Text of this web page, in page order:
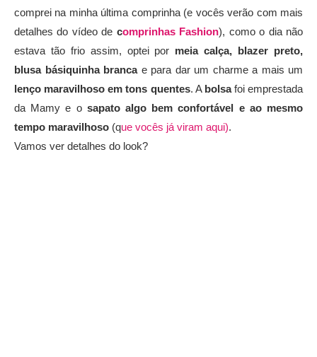
comprei na minha última comprinha (e vocês verão com mais
detalhes do vídeo de comprinhas Fashion), como o dia não
estava tão frio assim, optei por meia calça, blazer preto,
blusa básiquinha brancae para dar um charme a mais um
lenço maravilhoso em tons quentes. A bolsafoi emprestada
da Mamy e o sapato algo bem confortável e ao mesmo
tempo maravilhoso (que vocês já viram aqui).
Vamos ver detalhes do look?